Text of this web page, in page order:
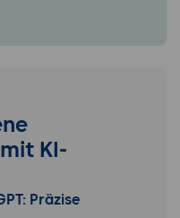
KI-
Präzise